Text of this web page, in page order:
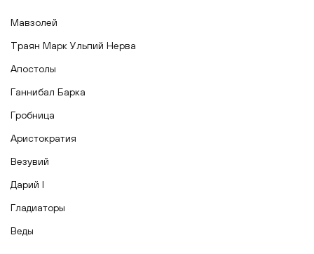
Мавзолей
Траян Марк Ульпий Нерва
Апостолы
Ганнибал Барка
Гробница
Аристократия
Везувий
Дарий I
Гладиаторы
Веды